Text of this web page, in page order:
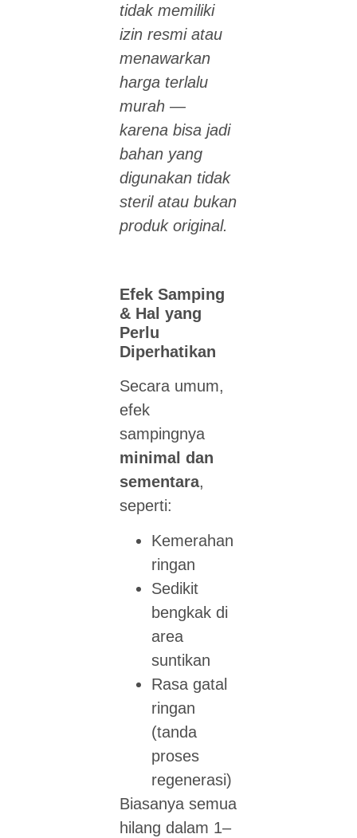
tidak memiliki
izin resmi atau
menawarkan
harga terlalu
murah —
karena bisa jadi
bahan yang
digunakan tidak
steril atau bukan
produk original.
Efek Samping
& Hal yang
Perlu
Diperhatikan
Secara umum,
efek
sampingnya
minimal dan
sementara,
seperti:
Kemerahan
ringan
Sedikit
bengkak di
area
suntikan
Rasa gatal
ringan
(tanda
proses
regenerasi)
Biasanya semua
hilang dalam 1–